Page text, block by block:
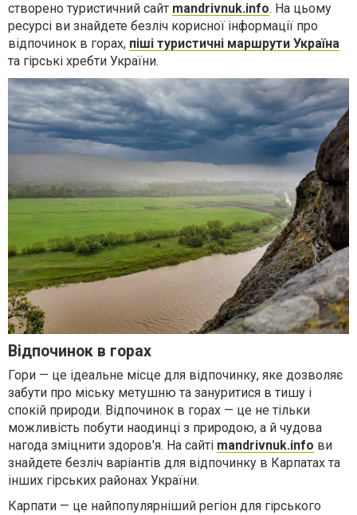
створено туристичний сайт mandrivnuk.info. На цьому
ресурсі ви знайдете безліч корисної інформації про
відпочинок в горах, піші туристичні маршрути Україна
та гірські хребти України.
Відпочинок в горах
Гори — це ідеальне місце для відпочинку, яке дозволяє
забути про міську метушню та зануритися в тишу і
спокій природи. Відпочинок в горах — це не тільки
можливість побути наодинці з природою, а й чудова
нагода зміцнити здоров'я. На сайті mandrivnuk.info ви
знайдете безліч варіантів для відпочинку в Карпатах та
інших гірських районах України.
Карпати — це найпопулярніший регіон для гірського